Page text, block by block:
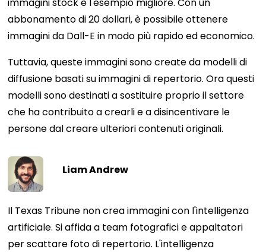
immagini stock è l'esempio migliore. Con un
abbonamento di 20 dollari, è possibile ottenere
immagini da Dall-E in modo più rapido ed economico.
Tuttavia, queste immagini sono create da modelli di
diffusione basati su immagini di repertorio. Ora questi
modelli sono destinati a sostituire proprio il settore
che ha contribuito a crearli e a disincentivare le
persone dal creare ulteriori contenuti originali.
Liam Andrew
Il Texas Tribune non crea immagini con l'intelligenza
artificiale. Si affida a team fotografici e appaltatori
per scattare foto di repertorio. L'intelligenza